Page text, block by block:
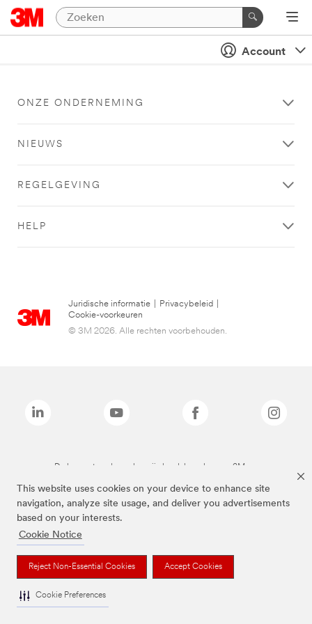
This website uses cookies on your device to enhance site
navigation, analyze site usage, and deliver you advertisements
based on your interests.
Cookie Notice
Reject Non-Essential Cookies Accept Cookies
Cookie Preferences
Account
ONZE ONDERNEMING
NIEUWS
REGELGEVING
HELP
Juridische informatie Privacybeleid
Cookie-voorkeuren
© 3M 2026. Alle rechten voorbehouden.
De bovenstaande merken zijn handelsmerken van 3M.we